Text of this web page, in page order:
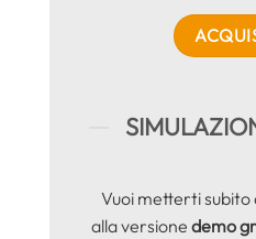
Vuoi metterti subito
alla versione demo